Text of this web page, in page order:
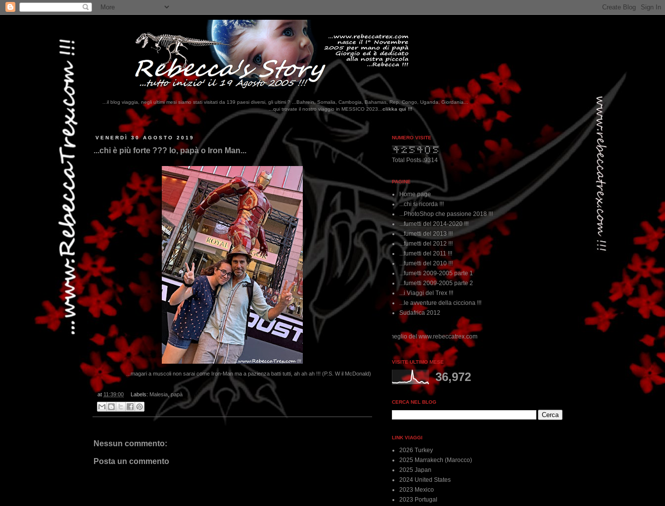
...il blog viaggia, negli ultimi mesi siamo stati visitati da 139 paesi diversi, gli ultimi ? ...Bahrein, Somalia, Cambogia, Bahamas, Rep. Congo, Uganda, Giordania...
...qui trovate il nostro viaggio in MESSICO 2023...clikka qui !!!
VENERDÌ 30 AGOSTO 2019
...chi è più forte ??? Io, papà o Iron Man...
...magari a muscoli non sarai come Iron-Man ma a pazienza batti tutti, ah ah ah !!! (P.S. W il McDonald)
at 11:39:00 Labels: Malesia,papà
Nessun commento:
Posta un commento
NUMERO VISITE
Total Posts :9314
PAGINE
Home page
...chi si ricorda !!!
...PhotoShop che passione 2018 !!!
...fumetti del 2014-2020 !!!
...fumetti del 2013 !!!
...fumetti del 2012 !!!
...fumetti del 2011 !!!
...fumetti del 2010 !!!
...fumetti 2009-2005 parte 1
...fumetti 2009-2005 parte 2
...i Viaggi del Trex !!!
...le avventure della cicciona !!!
Sudafrica 2012
...dai non perdere tempo, clikka "qui", c'è il meglio del www.rebeccatrex.com
VISITE ULTIMO MESE
36,972
CERCA NEL BLOG
LINK VIAGGI
2026 Turkey
2025 Marrakech (Marocco)
2025 Japan
2024 United States
2023 Mexico
2023 Portugal